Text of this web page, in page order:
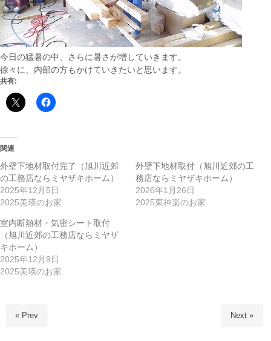
今日の猛暑の中、さらに暑さが増していきます。
徐々に、内部の方もかけていきたいと思います。
共有:
関連
外壁下地材取付完了（旭川近郊
の工務店ならミヤザキホーム）
2025年12月5日
2025美瑛のお家
外壁下地材取付（旭川近郊の工
務店ならミヤザキホーム）
2026年1月26日
2025東神楽のお家
室内断熱材・気密シート取付
（旭川近郊の工務店ならミヤザ
キホーム）
2025年12月9日
2025美瑛のお家
« Prev Next »